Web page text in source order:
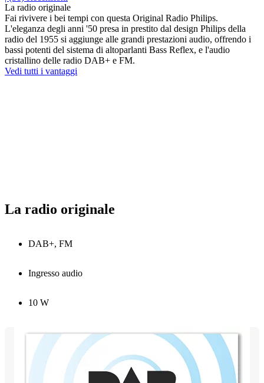
La radio originale
Fai rivivere i bei tempi con questa Original Radio Philips.
L'eleganza degli anni '50 presa in prestito dal design Philips della
radio del 1955 si aggiunge alle grandi prestazioni audio, offrendo i
bassi potenti del sistema di altoparlanti Bass Reflex, e l'audio
cristallino delle radio DAB+ e FM.
Vedi tutti i vantaggi
La radio originale
DAB+, FM
Ingresso audio
10 W